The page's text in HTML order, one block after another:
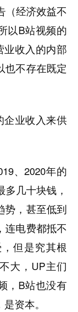
（经济效益不
以B站视频的
收入的内部
也不存在既定
企业收入来供
、2020年的
几十块钱，
势，甚至低到
连电费都抵不
但是究其根
大，UP主们
，B站也没有
资本。